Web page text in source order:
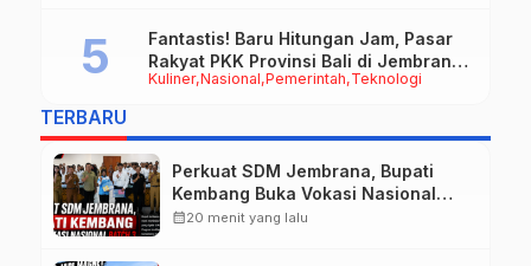
Kuliner Nasional Pemerintah Teknologi
Fantastis! Baru Hitungan Jam, Pasar
Rakyat PKK Provinsi Bali di Jembrana
Raup Omzet Ratusan Juta
TERBARU
Perkuat SDM Jembrana, Bupati
Kembang Buka Vokasi Nasional
Batch 3
calendar_month20 menit yang lalu